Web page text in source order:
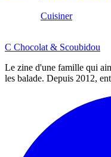
Cuisiner
C Chocolat & Scoubidou
Le zine d'une famille qui
les balade. Depuis 2012,